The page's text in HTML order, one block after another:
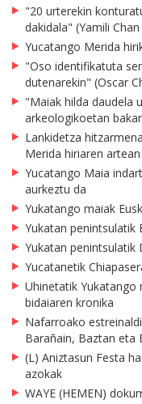
"20 urterekin
dakidala" (Yamili
Yucatango Merida
"Oso identifikatuta
dutenarekin" (Oscar
"Maiak hilda daudela
arkeologikoetan
Lankidetza
Merida hiriaren artean
Yucatango Maia
aurkeztu da
Yukatango maiak
Yukatan penintsulatik
Yukatan penintsulatik
Yucatanetik
Uhinetatik Yukatango
bidaiaren kronika
Nafarroako
Barañain, Baztan eta
(L) Aniztasun Festa
azokak
WAYE (HEMEN)